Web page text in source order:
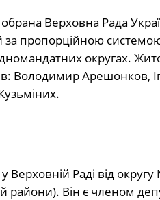
Верховна Рада
пропорційною
округах.
Володимир Арешонков,
Раді від округу
Він є членом